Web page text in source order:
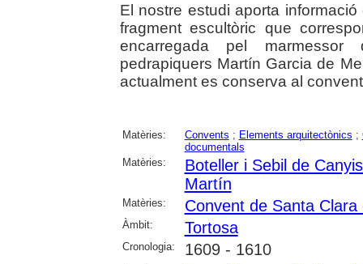
El nostre estudi aporta
fragment escultòric que
encarregada pel
pedrapiquers Martín Garcia de
actualment es conserva al
Matèries: Convents ; Elements arquitectònics ;
documentals
Matèries:
Boteller i Sebil de
Martín
Matèries: Convent de Santa Clara
Àmbit: Tortosa
Cronologia: 1609 - 1610